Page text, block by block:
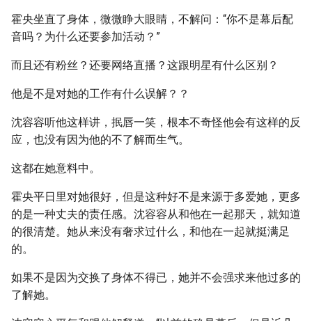
霍央坐直了身体，微微睁大眼睛，不解问：“你不是幕后配
音吗？为什么还要参加活动？”
而且还有粉丝？还要网络直播？这跟明星有什么区别？
他是不是对她的工作有什么误解？？
沈容容听他这样讲，抿唇一笑，根本不奇怪他会有这样的反
应，也没有因为他的不了解而生气。
这都在她意料中。
霍央平日里对她很好，但是这种好不是来源于多爱她，更多
的是一种丈夫的责任感。沈容容从和他在一起那天，就知道
的很清楚。她从来没有奢求过什么，和他在一起就挺满足
的。
如果不是因为交换了身体不得已，她并不会强求来他过多的
了解她。